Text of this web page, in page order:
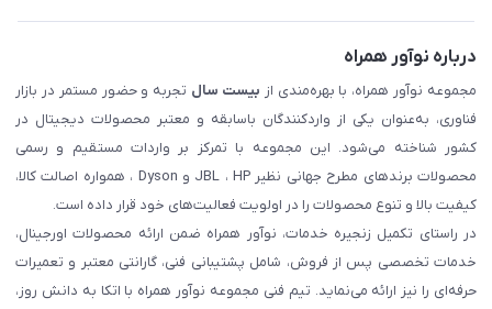
درباره نوآور همراه
مجموعه نوآور همراه، با بهره‌مندی از بیست سال تجربه و حضور مستمر در بازار
فناوری، به‌عنوان یکی از واردکنندگان باسابقه و معتبر محصولات دیجیتال در
کشور شناخته می‌شود. این مجموعه با تمرکز بر واردات مستقیم و رسمی
محصولات برندهای مطرح جهانی نظیر JBL ، HP و Dyson ، همواره اصالت کالا،
کیفیت بالا و تنوع محصولات را در اولویت فعالیت‌های خود قرار داده است.
در راستای تکمیل زنجیره خدمات، نوآور همراه ضمن ارائه محصولات اورجینال،
خدمات تخصصی پس از فروش، شامل پشتیبانی فنی، گارانتی معتبر و تعمیرات
حرفه‌ای را نیز ارائه می‌نماید. تیم فنی مجموعه نوآور همراه با اتکا به دانش روز،